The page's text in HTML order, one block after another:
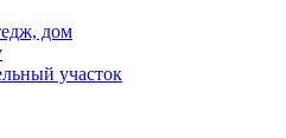
дом
участок